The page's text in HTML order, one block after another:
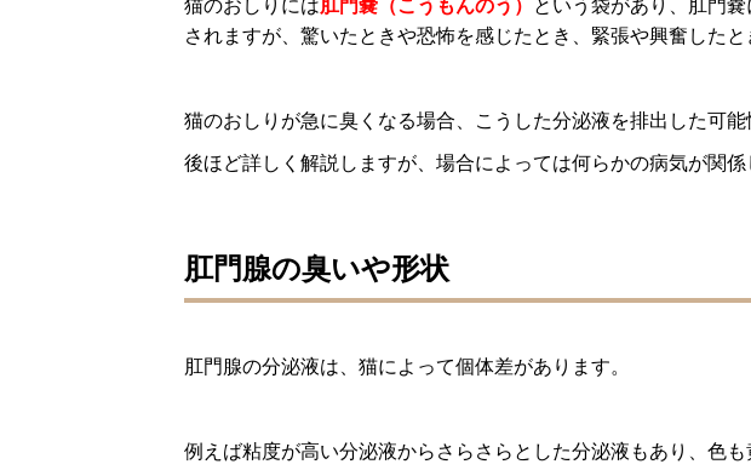
猫のおしりには肛門嚢（こうもんのう）
という袋があり、肛門
されますが、驚いたときや恐怖を感じたとき、緊張や興奮した
猫のおしりが急に臭くなる場合、こうした分泌液を排出した可能
後ほど詳しく解説しますが、場合によっては何らかの病気が関
肛門腺の臭いや形状
肛門腺の分泌液は、猫によって個体差があります。
例えば粘度が高い分泌液からさらさらとした分泌液もあり、色